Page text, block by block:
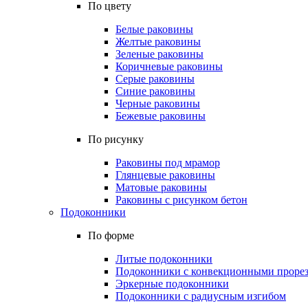
По цвету
Белые раковины
Желтые раковины
Зеленые раковины
Коричневые раковины
Серые раковины
Синие раковины
Черные раковины
Бежевые раковины
По рисунку
Раковины под мрамор
Глянцевые раковины
Матовые раковины
Раковины с рисунком бетон
Подоконники
По форме
Литые подоконники
Подоконники с конвекционными
Эркерные подоконники
Подоконники с радиусным изгибом